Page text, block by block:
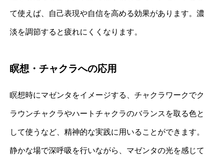
て使えば、自己表現や自信を高める効果があります。濃
淡を調節すると疲れにくくなります。
瞑想・チャクラへの応用
瞑想時にマゼンタをイメージする、チャクラワークでク
ラウンチャクラやハートチャクラのバランスを取る色と
して使うなど、精神的な実践に用いることができます。
静かな場で深呼吸を行いながら、マゼンタの光を感じて